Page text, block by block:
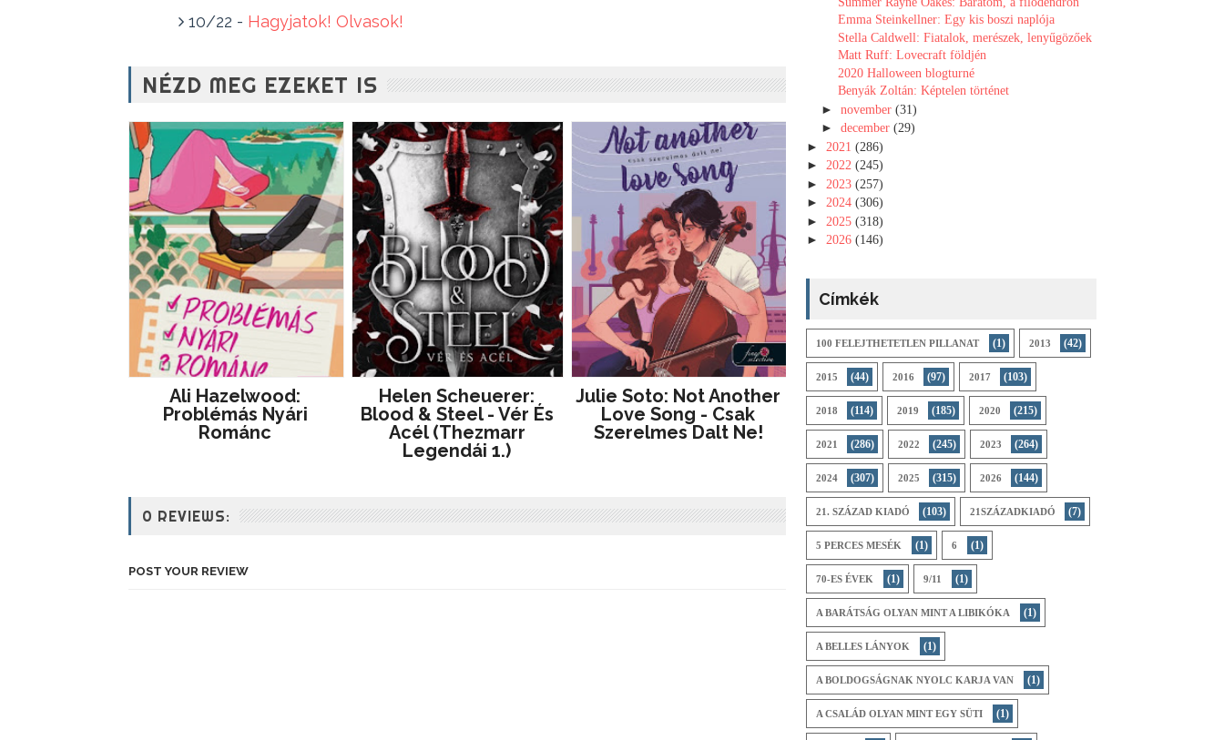
10/22 - Hagyjatok! Olvasok!
NÉZD MEG EZEKET IS
Ali Hazelwood:
Problémás ​nyári
Románc
Helen Scheuerer:
Blood & Steel - Vér És
Acél (Thezmarr
Legendái 1.)
Julie Soto: Not Another
Love Song - Csak
Szerelmes Dalt Ne!
0 REVIEWS:
POST YOUR REVIEW
Emma Steinkellner: Egy ​kis boszi naplója
Stella Caldwell: Fiatalok, ​merészek, lenyűgözőek
Matt Ruff: Lovecraft földjén
2020 Halloween blogturné
Benyák Zoltán: Képtelen történet
►november(31)
►december(29)
► 2021 (286)
► 2022 (245)
► 2023 (257)
► 2024 (306)
► 2025 (318)
► 2026 (146)
Címkék
100 FELEJTHETETLEN PILLANAT (1) 2013 (42)
2015 (44) 2016 (97) 2017 (103)
2018 (114) 2019 (185) 2020 (215)
2021 (286) 2022 (245) 2023 (264)
2024 (307) 2025 (315) 2026 (144)
21. SZÁZAD KIADÓ (103) 21SZÁZADKIADÓ (7)
5 PERCES MESÉK (1) 6 (1)
70-ES ÉVEK (1) 9/11 (1)
A BARÁTSÁG OLYAN MINT A LIBIKÓKA (1)
A BELLES LÁNYOK (1)
A BOLDOGSÁGNAK NYOLC KARJA VAN (1)
A CSALÁD OLYAN MINT EGY SÜTI (1)